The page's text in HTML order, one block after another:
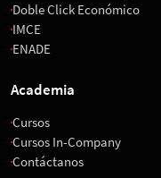
Doble Click Económico
IMCE
ENADE
Academia
Cursos
Cursos In-Company
Contáctanos